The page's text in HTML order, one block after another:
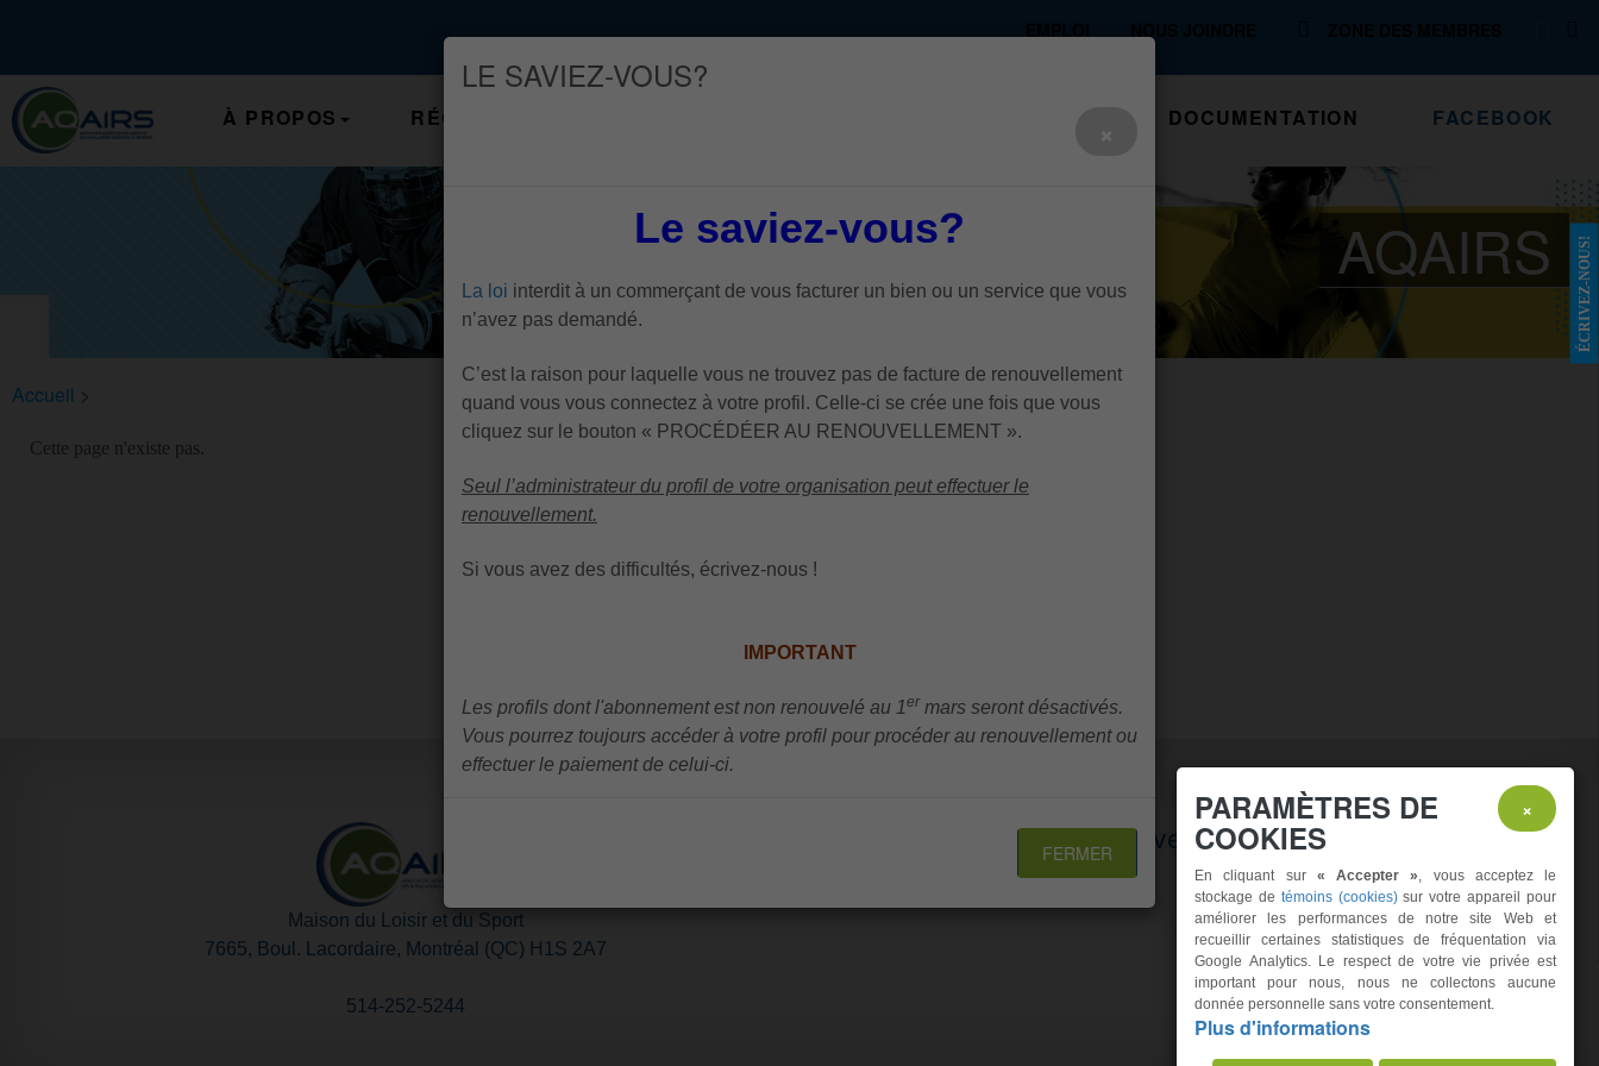
LE SAVIEZ-VOUS?
Le saviez-vous?
La loi interdit à un commerçant de vous facturer un bien ou un service que vous
n’avez pas demandé.
C’est la raison pour laquelle vous ne trouvez pas de facture de renouvellement
quand vous vous connectez à votre profil. Celle-ci se crée une fois que vous
cliquez sur le bouton « PROCÉDÉER AU RENOUVELLEMENT ».
Seul l’administrateur du profil de votre organisation peut effectuer le
renouvellement.
Si vous avez des difficultés, écrivez-nous !
IMPORTANT
Les profils dont l'abonnement est non renouvelé au 1er mars seront désactivés.
Vous pourrez toujours accéder à votre profil pour procéder au renouvellement ou
effectuer le paiement de celui-ci.
FERMER
ÉCRIVEZ-NOUS!
À PROPOS RÉGIONS DOCUMENTATION FACEBOOK
AQAIRS
Accueil >
Cette page n'existe pas.
Maison du Loisir et du Sport
7665, Boul. Lacordaire, Montréal (QC) H1S 2A7
514-252-5244
Suivez-nous!
×
PARAMÈTRES DE
COOKIES
En cliquant sur « Accepter », vous acceptez le
stockage de témoins (cookies)sur votre appareil pour
améliorer les performances de notre site Web et
recueillir certaines statistiques de fréquentation via
Google Analytics. Le respect de votre vie privée est
important pour nous, nous ne collectons aucune
donnée personnelle sans votre consentement.
Plus d'informations